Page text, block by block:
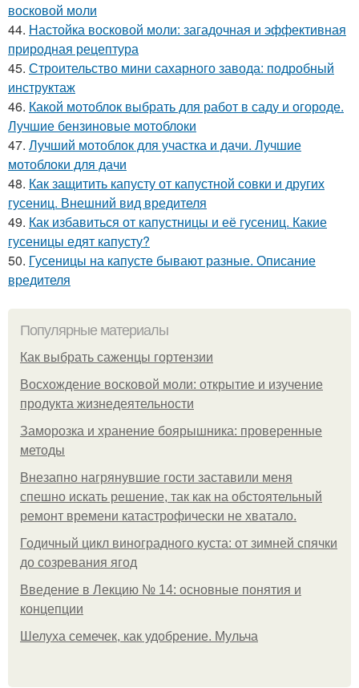
восковой моли
44. Настойка восковой моли: загадочная и эффективная
природная рецептура
45. Строительство мини сахарного завода: подробный
инструктаж
46. Какой мотоблок выбрать для работ в саду и огороде.
Лучшие бензиновые мотоблоки
47. Лучший мотоблок для участка и дачи. Лучшие
мотоблоки для дачи
48. Как защитить капусту от капустной совки и других
гусениц. Внешний вид вредителя
49. Как избавиться от капустницы и её гусениц. Какие
гусеницы едят капусту?
50. Гусеницы на капусте бывают разные. Описание
вредителя
Популярные материалы
Как выбрать саженцы гортензии
Восхождение восковой моли: открытие и изучение
продукта жизнедеятельности
Заморозка и хранение боярышника: проверенные
методы
Внезапно нагрянувшие гости заставили меня
спешно искать решение, так как на обстоятельный
ремонт времени катастрофически не хватало.
Годичный цикл виноградного куста: от зимней спячки
до созревания ягод
Введение в Лекцию № 14: основные понятия и
концепции
Шелуха семечек, как удобрение. Мульча